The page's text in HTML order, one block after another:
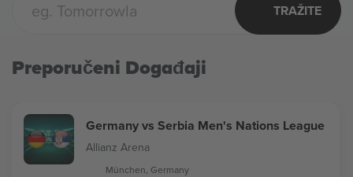
TRAŽITE
Preporučeni Događaji
Germany vs Serbia Men's Nations League
Allianz Arena
München, Germany